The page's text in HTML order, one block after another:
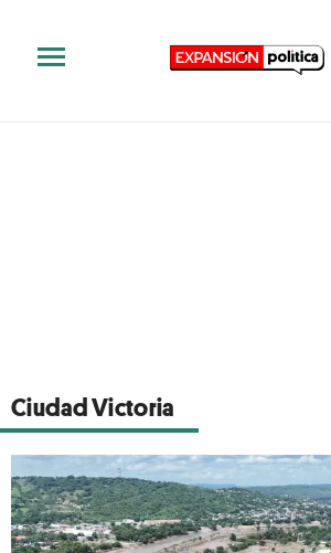
Ciudad Victoria